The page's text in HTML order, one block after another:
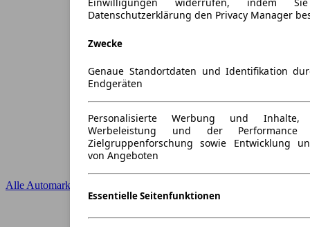
Alle Automarken
Einwilligungen widerrufen, indem
Datenschutzerklärung den Privacy Manager
Zwecke
Genaue Standortdaten und Identifikation
Endgeräten
Personalisierte Werbung und Inhalte,
Werbeleistung und der
Zielgruppenforschung sowie Entwicklung
von Angeboten
Essentielle Seitenfunktionen